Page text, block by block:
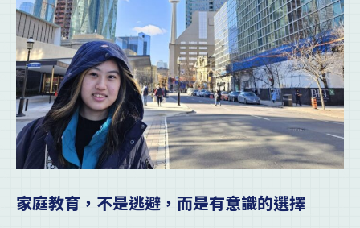
家庭教育，不是逃避，而是有意識的選擇